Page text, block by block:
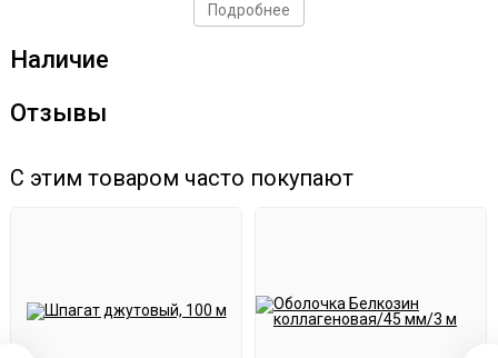
специй ваша колбаса приобретет подлинный вкус
применению, просто добавьте его в фарш и готовьте
Подробнее
Наличие
Отзывы
С этим товаром часто покупают